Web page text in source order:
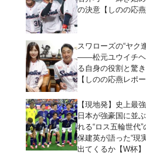
の決意【しのの応燕
スワローズの“ヤク
――松元ユウイチヘ
る自身の役割と驚
【しのの応燕レポー
【現地発】史上最
日本が強豪国に並
れる“ロス五輪世代
保建英が語った“現
出てくるか【W杯】